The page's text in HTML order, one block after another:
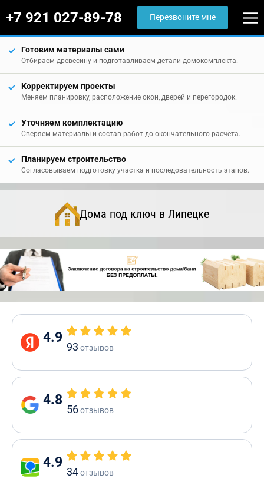
+7 921 027-89-78 Перезвоните мне
Готовим материалы сами
Отбираем древесину и подготавливаем детали домокомплекта.
Корректируем проекты
Меняем планировку, расположение окон, дверей и перегородок.
Уточняем комплектацию
Сверяем материалы и состав работ до окончательного расчёта.
Планируем строительство
Согласовываем подготовку участка и последовательность этапов.
Дома под ключ в Липецке
4.9
93 отзывов
4.8
56отзывов
4.9
34отзывов